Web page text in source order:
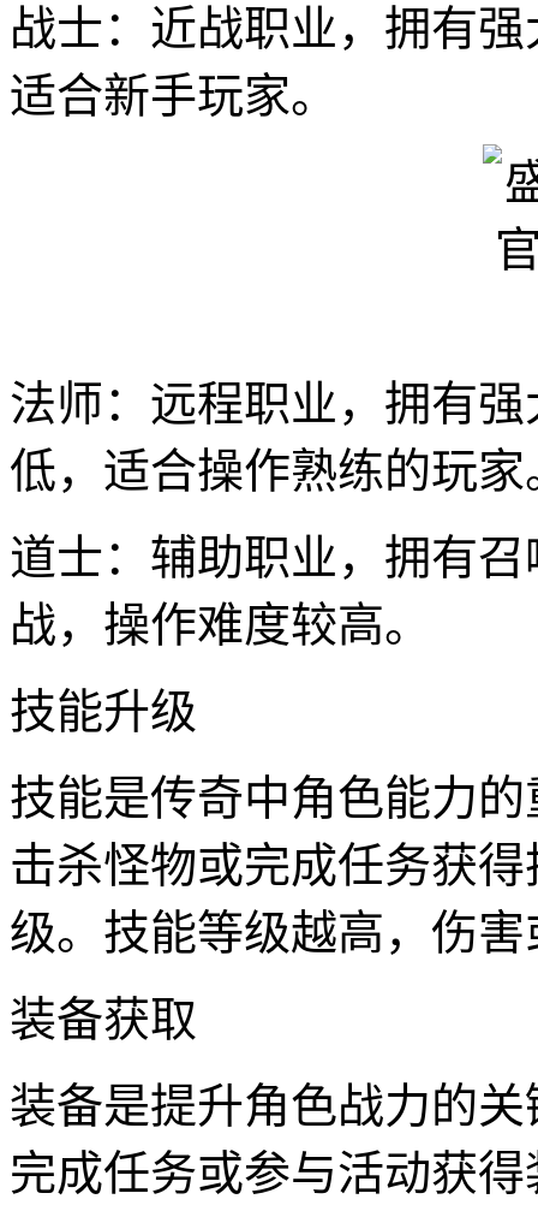
战士：近战职业，拥有
适合新手玩家。
法师：远程职业，拥有
低，适合操作熟练的玩家
道士：辅助职业，拥有
战，操作难度较高。
技能升级
技能是传奇中角色能力
击杀怪物或完成任务获
级。技能等级越高，伤
装备获取
装备是提升角色战力的
完成任务或参与活动获